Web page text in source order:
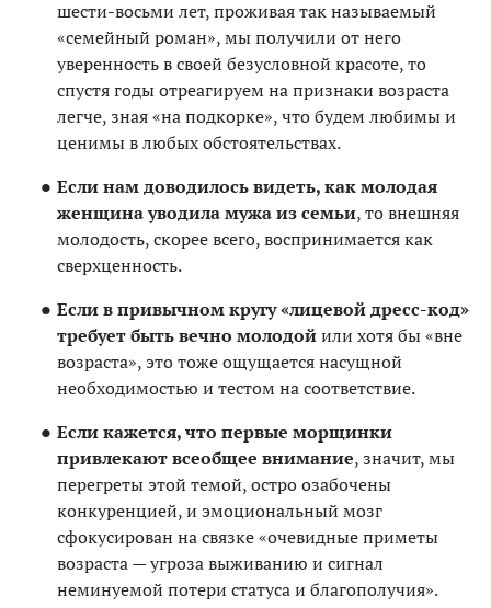
шести-восьми лет, проживая так называемый
«семейный роман», мы получили от него
уверенность в своей безусловной красоте, то
спустя годы отреагируем на признаки возраста
легче, зная «на подкорке», что будем любимы и
ценимы в любых обстоятельствах.
Если нам доводилось видеть, как молодая
женщина уводила мужа из семьи, то внешняя
молодость, скорее всего, воспринимается как
сверхценность.
Если в привычном кругу «лицевой дресс-код»
требует быть вечно молодойили хотя бы «вне
возраста», это тоже ощущается насущной
необходимостью и тестом на соответствие.
Если кажется, что первые морщинки
привлекают всеобщее внимание, значит, мы
перегреты этой темой, остро озабочены
конкуренцией, и эмоциональный мозг
сфокусирован на связке «очевидные приметы
возраста — угроза выживанию и сигнал
неминуемой потери статуса и благополучия».